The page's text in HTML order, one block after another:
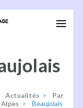
Actualités >
Par
> Beaujolais